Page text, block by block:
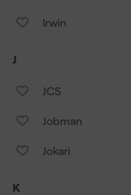
Irwin
J
JCS
Jobman
Jokari
K